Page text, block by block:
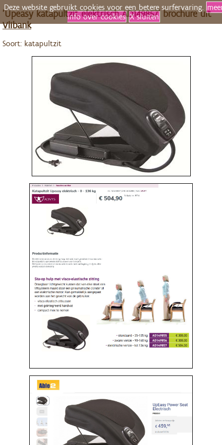
'Upeasy katapultzit elektrisch AD149857' brochure uit
Vlibank
Soort: katapultzit
Deze website gebruikt cookies voor een betere surfervaring.
info over cookies X sluiten